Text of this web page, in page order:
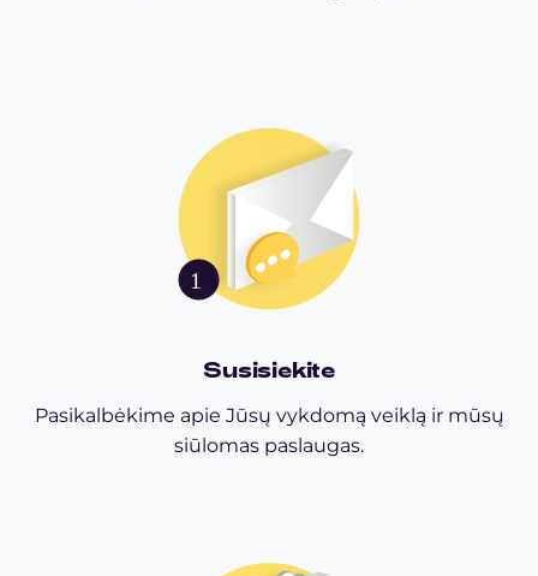
Susisiekite
Pasikalbėkime apie Jūsų vykdomą veiklą ir mūsų
siūlomas paslaugas.